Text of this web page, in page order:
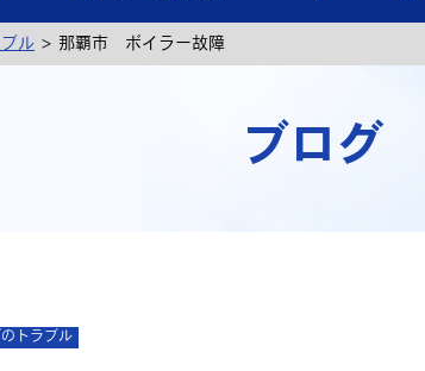
ル > 那覇市 ボイラー故障
ブログ
トラブル